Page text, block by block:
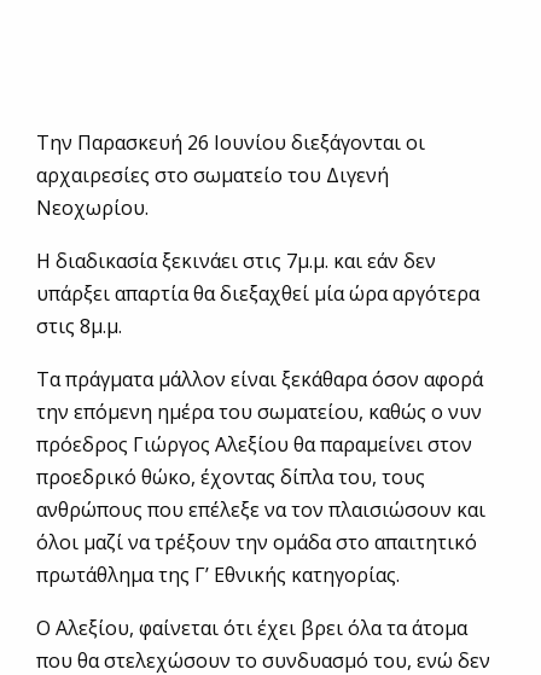
Την Παρασκευή 26 Ιουνίου διεξάγονται οι
αρχαιρεσίες στο σωματείο του Διγενή
Νεοχωρίου.
Η διαδικασία ξεκινάει στις 7μ.μ. και εάν δεν
υπάρξει απαρτία θα διεξαχθεί μία ώρα αργότερα
στις 8μ.μ.
Τα πράγματα μάλλον είναι ξεκάθαρα όσον αφορά
την επόμενη ημέρα του σωματείου, καθώς ο νυν
πρόεδρος Γιώργος Αλεξίου θα παραμείνει στον
προεδρικό θώκο, έχοντας δίπλα του, τους
ανθρώπους που επέλεξε να τον πλαισιώσουν και
όλοι μαζί να τρέξουν την ομάδα στο απαιτητικό
πρωτάθλημα της Γ’ Εθνικής κατηγορίας.
Ο Αλεξίου, φαίνεται ότι έχει βρει όλα τα άτομα
που θα στελεχώσουν το συνδυασμό του, ενώ δεν